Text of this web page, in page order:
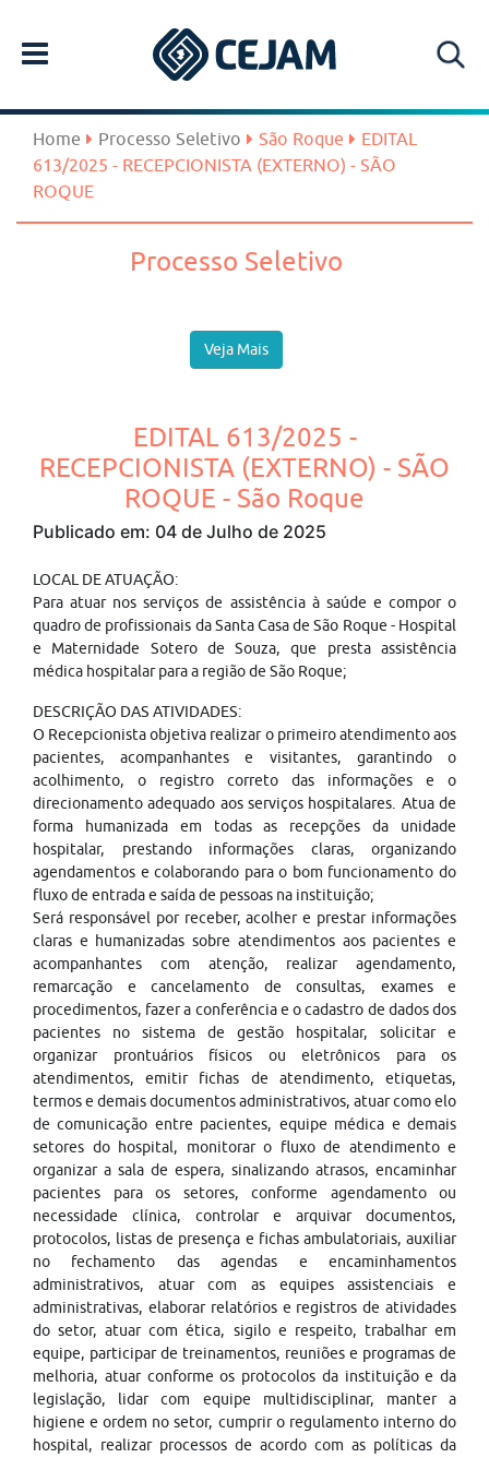
Home Processo Seletivo São Roque
EDITAL
613/2025 - RECEPCIONISTA (EXTERNO) - SÃO
ROQUE
Processo Seletivo
Veja Mais
EDITAL 613/2025 -
RECEPCIONISTA (EXTERNO) - SÃO
ROQUE - São Roque
Publicado em: 04 de Julho de 2025
LOCAL DE ATUAÇÃO:
Para atuar nos serviços de assistência à saúde e compor o
quadro de profissionais da Santa Casa de São Roque - Hospital
e Maternidade Sotero de Souza, que presta assistência
médica hospitalar para a região de São Roque;
DESCRIÇÃO DAS ATIVIDADES:
O Recepcionista objetiva realizar o primeiro atendimento aos
pacientes, acompanhantes e visitantes, garantindo o
acolhimento, o registro correto das informações e o
direcionamento adequado aos serviços hospitalares. Atua de
forma humanizada em todas as recepções da unidade
hospitalar, prestando informações claras, organizando
agendamentos e colaborando para o bom funcionamento do
fluxo de entrada e saída de pessoas na instituição;
Será responsável por receber, acolher e prestar informações
claras e humanizadas sobre atendimentos aos pacientes e
acompanhantes com atenção, realizar agendamento,
remarcação e cancelamento de consultas, exames e
procedimentos, fazer a conferência e o cadastro de dados dos
pacientes no sistema de gestão hospitalar, solicitar e
organizar prontuários físicos ou eletrônicos para os
atendimentos, emitir fichas de atendimento, etiquetas,
termos e demais documentos administrativos, atuar como elo
de comunicação entre pacientes, equipe médica e demais
setores do hospital, monitorar o fluxo de atendimento e
organizar a sala de espera, sinalizando atrasos, encaminhar
pacientes para os setores, conforme agendamento ou
necessidade clínica, controlar e arquivar documentos,
protocolos, listas de presença e fichas ambulatoriais, auxiliar
no fechamento das agendas e encaminhamentos
administrativos, atuar com as equipes assistenciais e
administrativas, elaborar relatórios e registros de atividades
do setor, atuar com ética, sigilo e respeito, trabalhar em
equipe, participar de treinamentos, reuniões e programas de
melhoria, atuar conforme os protocolos da instituição e da
legislação, lidar com equipe multidisciplinar, manter a
higiene e ordem no setor, cumprir o regulamento interno do
hospital, realizar processos de acordo com as políticas da